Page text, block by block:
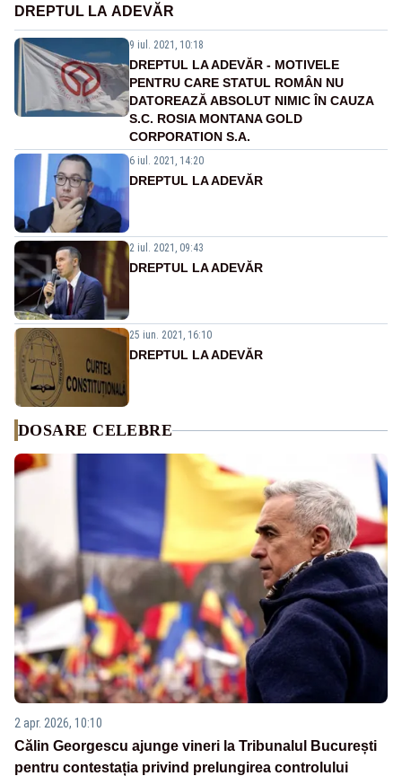
DREPTUL LA ADEVĂR
9 iul. 2021, 10:18
DREPTUL LA ADEVĂR - MOTIVELE
PENTRU CARE STATUL ROMÂN NU
DATOREAZĂ ABSOLUT NIMIC ÎN CAUZA
S.C. ROSIA MONTANA GOLD
CORPORATION S.A.
6 iul. 2021, 14:20
DREPTUL LA ADEVĂR
2 iul. 2021, 09:43
DREPTUL LA ADEVĂR
25 iun. 2021, 16:10
DREPTUL LA ADEVĂR
DOSARE CELEBRE
2 apr. 2026, 10:10
Călin Georgescu ajunge vineri la Tribunalul București
pentru contestația privind prelungirea controlului